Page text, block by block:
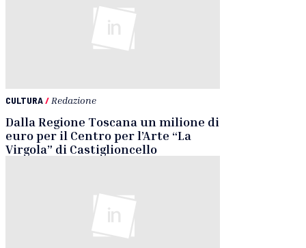
CULTURA/ Redazione
Dalla Regione Toscana un milione di
euro per il Centro per l’Arte “La
Virgola” di Castiglioncello